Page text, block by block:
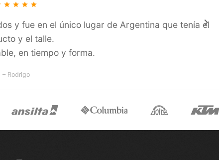
star star star star
y fue en el único lugar de Argentina que tení­a el
y el talle.
en tiempo y forma.
– Rodrigo
keyboard_arrow_right